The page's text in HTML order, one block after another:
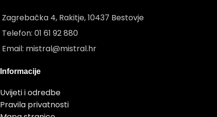
Zagrebačka 4, Rakitje, 10437 Bestovje
Telefon: 01 61 92 880
Email: mistral@mistral.hr
Informacije
Uvijeti i odredbe
Pravila privatnosti